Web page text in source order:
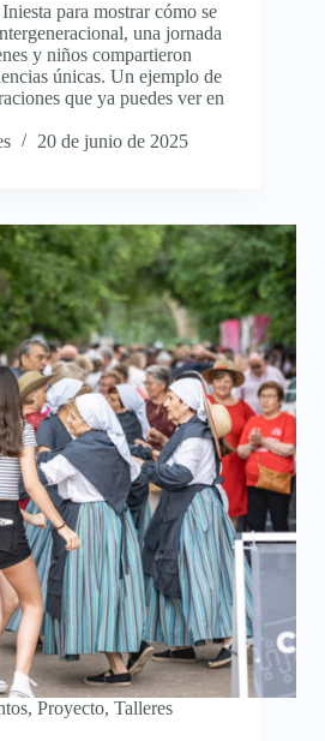
para mostrar cómo se
una jornada
y niños compartieron
únicas. Un ejemplo de
que ya puedes ver en
20 de junio de 2025
, Proyecto, Talleres